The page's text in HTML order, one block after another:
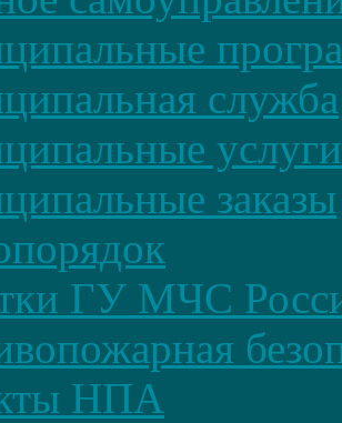
служба
услуги
заказы
ГУ МЧС
НПА